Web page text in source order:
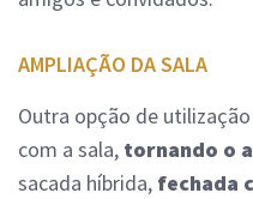
AMPLIAÇÃO DA SALA
Outra opção de
com a sala, tornando o
sacada híbrida, fechada